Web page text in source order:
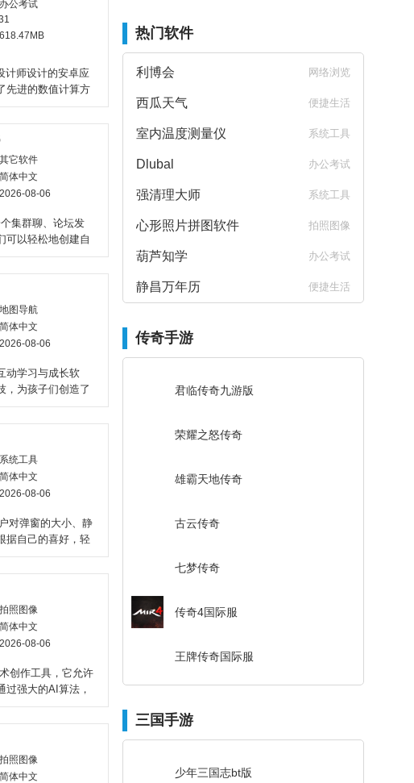
公考试
计师设计的安卓应
先进的数值计算方
它软件
体中文
08-06
集群聊、论坛发
可以轻松地创建自
图导航
体中文
08-06
动学习与成长软
，为孩子们创造了
统工具
体中文
08-06
对弹窗的大小、静
据自己的喜好，轻
照图像
体中文
08-06
创作工具，它允许
过强大的AI算法，
照图像
体中文
热门软件
利博会 网络浏览
西瓜天气 便捷生活
室内温度测量仪 系统工具
Dlubal 办公考试
强清理大师 系统工具
心形照片拼图软件 拍照图像
葫芦知学 办公考试
静昌万年历 便捷生活
传奇手游
君临传奇九游版
荣耀之怒传奇
雄霸天地传奇
古云传奇
七梦传奇
传奇4国际服
王牌传奇国际服
三国手游
少年三国志bt版